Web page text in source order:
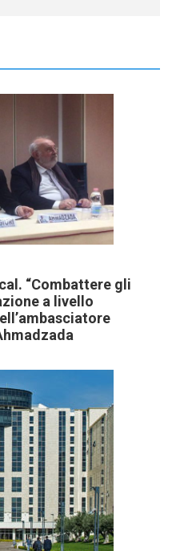
“Combattere gli
a livello